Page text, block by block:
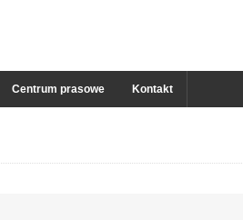
Centrum prasowe Kontakt